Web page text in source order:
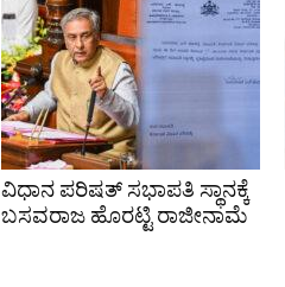
ವಿಧಾನ ಪರಿಷತ್ ಸಭಾಪತಿ ಸ್ಥಾನಕ್ಕೆ
ಬಸವರಾಜ ಹೊರಟ್ಟಿ ರಾಜೀನಾಮೆ